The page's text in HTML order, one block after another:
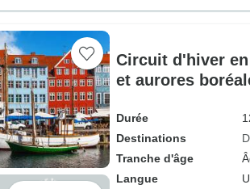
Circuit d'hiver
et aurores
Durée
Destinations
Tranche d'âge
Langue